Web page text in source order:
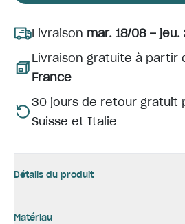
Livraison mar. 18/08 – jeu.
Livraison gratuite à partir
France
30 jours de retour gratuit
Suisse et Italie
Détails du produit
Matériau